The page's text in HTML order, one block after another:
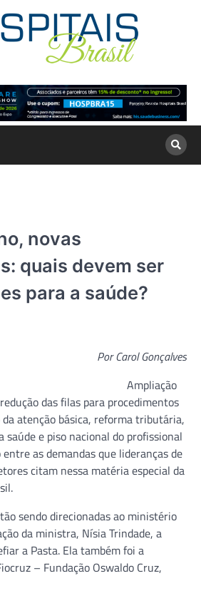
novas
quais devem ser
para a saúde?
Por Carol Gonçalves
Ampliação
das filas para procedimentos
da atenção básica, reforma tributária,
saúde e piso nacional do profissional
as demandas que lideranças de
citam nessa matéria especial da
sendo direcionadas ao ministério
da ministra, Nísia Trindade, a
a Pasta. Ela também foi a
– Fundação Oswaldo Cruz,